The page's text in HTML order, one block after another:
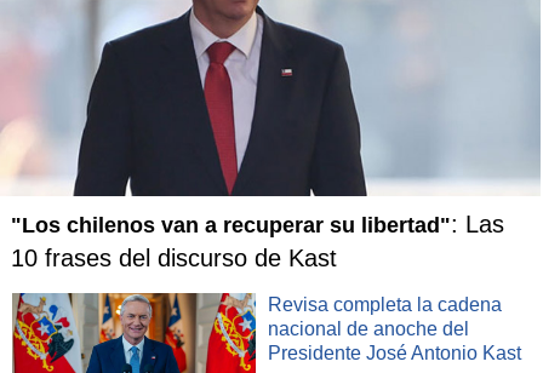
"Los chilenos van a recuperar su libertad": Las
10 frases del discurso de Kast
Revisa completa la cadena
nacional de anoche del
Presidente José Antonio Kast